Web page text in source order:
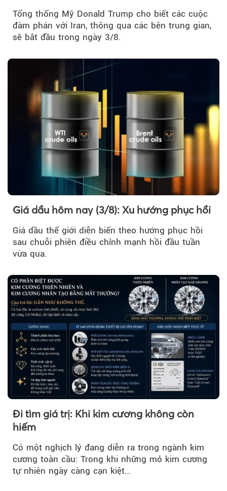
Tổng thống Mỹ Donald Trump cho biết các cuộc
đàm phán với Iran, thông qua các bên trung gian,
sẽ bắt đầu trong ngày 3/8.
Giá dầu hôm nay (3/8): Xu hướng phục hồi
Giá dầu thế giới diễn biến theo hướng phục hồi
sau chuỗi phiên điều chỉnh mạnh hồi đầu tuần
vừa qua.
Đi tìm giá trị: Khi kim cương không còn
hiếm
Có một nghịch lý đang diễn ra trong ngành kim
cương toàn cầu: Trong khi những mỏ kim cương
tự nhiên ngày càng cạn kiệt…